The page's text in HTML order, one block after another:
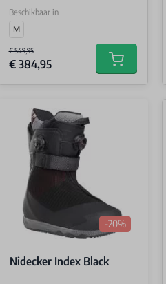
Beschikbaar in
M
€ 549,95
€ 384,95 Add to cart
-20%
Nidecker Index Black